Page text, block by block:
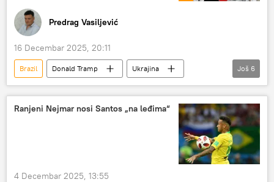
Predrag Vasiljević
16 Decembar 2025, 20:11
Brazil Donald Tramp
Ukrajina
Rusija
Evropska unija (EU)
Srbija
Kip Slobode
Crna Gora
Još 6
Ranjeni Nejmar nosi Santos „na leđima“
4 Decembar 2025, 13:55